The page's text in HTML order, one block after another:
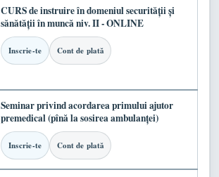
CURS de instruire în domeniul securității și
sănătății în muncă niv. II - ONLINE
Inscrie-te Cont de plată
Seminar privind acordarea primului ajutor
premedical (pînă la sosirea ambulanței)
Inscrie-te Cont de plată